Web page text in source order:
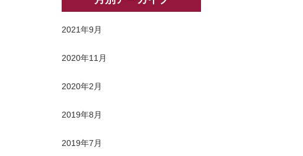
2021年9月
2020年11月
2020年2月
2019年8月
2019年7月